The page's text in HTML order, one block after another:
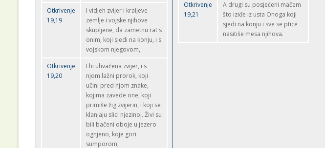
Otkrivenje
19,19
I vidjeh zvijer i kraljeve
zemlje i vojske njihove
skupljene, da zametnu rat s
onim, koji sjedi na konju, i s
vojskom njegovom,
Otkrivenje
19,20
I hi uhvaćena zvijer, i s
njom lažni prorok, koji
učini pred njom znake,
kojima zavede one, koji
primiše žig zvijerin, i koji se
klanjaju slici njezinoj. Živi su
bili bačeni oboje u jezero
ognjeno, koje gori
sumporom;
Otkrivenje
19,21
A drugi su posječeni mačem
što iziđe iz usta Onoga koji
sjedi na konju i sve se ptice
nasitiše mesa njihova.